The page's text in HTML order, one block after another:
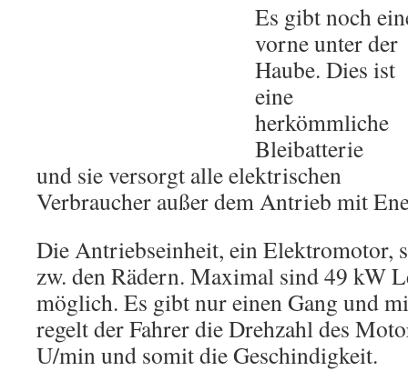
Es gibt noch
vorne unter der
Haube. Dies ist
eine
herkömmliche
Bleibatterie
und sie versorgt alle elektrischen
Verbraucher außer dem Antrieb mit
Die Antriebseinheit, ein Elektromotor,
zw. den Rädern. Maximal sind 49 kW
möglich. Es gibt nur einen Gang und
regelt der Fahrer die Drehzahl des
U/min und somit die Geschindigkeit.